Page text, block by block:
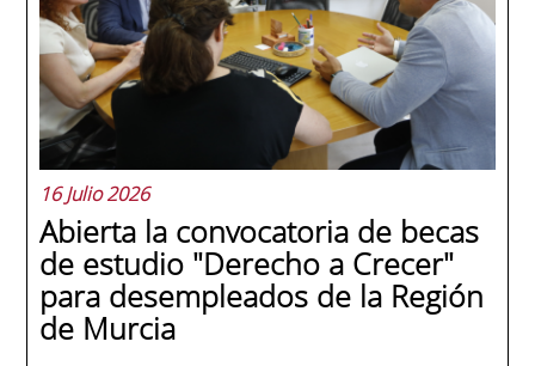
con 44 grados y más de 600 asistentes.
Ricardo Navarro, vicepresidente senior de
Generac Power Systems en Estados Unidos
y antiguo alumno...
16 Julio 2026
Abierta la convocatoria de becas
de estudio "Derecho a Crecer"
para desempleados de la Región
de Murcia